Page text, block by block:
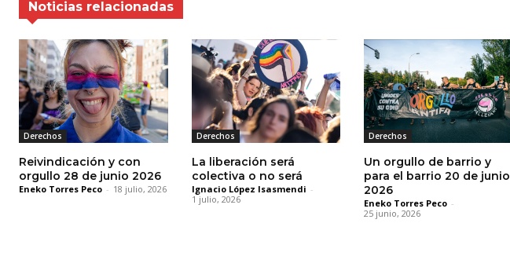
Noticias relacionadas
Derechos
Reivindicación y con
orgullo 28 de junio 2026
Eneko Torres Peco - 18 julio, 2026
Derechos
La liberación será
colectiva o no será
Ignacio López Isasmendi -
1 julio, 2026
Derechos
Un orgullo de barrio y
para el barrio 20 de junio
2026
Eneko Torres Peco -
25 junio, 2026